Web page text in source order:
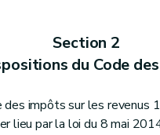
Section 2
du Code
impôts sur les revenus
lieu par la loi du 8 mai